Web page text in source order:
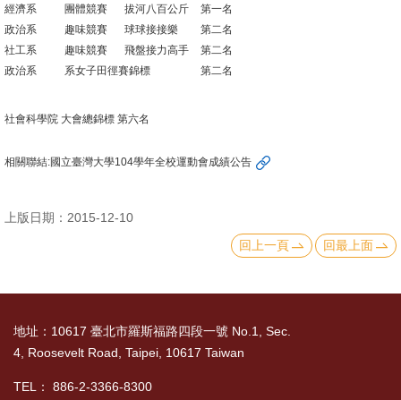
文
件
心
&
捐
資
源
經濟系
團體競賽 拔河八百公斤
第一名
政治系
趣味競賽 球球接接樂
第二名
社工系
趣味競賽 飛盤接力高手
第二名
政治系
系女子田徑賽錦標 第二名
社會科學院 大會總錦標 第六名
相關聯結:國立臺灣大學104學年全校運動會成績公告
上版日期：2015-12-10
回上一頁
回最上面
地址：10617 臺北市羅斯福路四段一號 No.1, Sec.
4, Roosevelt Road, Taipei, 10617 Taiwan
TEL： 886-2-3366-8300